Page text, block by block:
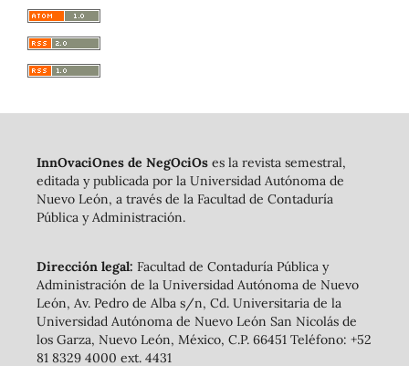
InnOvaciOnes de NegOciOses la revista semestral,
editada y publicada por la Universidad Autónoma de
Nuevo León, a través de la Facultad de Contaduría
Pública y Administración.
Dirección legal: Facultad de Contaduría Pública y
Administración de la Universidad Autónoma de Nuevo
León, Av. Pedro de Alba s/n, Cd. Universitaria de la
Universidad Autónoma de Nuevo León San Nicolás de
los Garza, Nuevo León, México, C.P. 66451 Teléfono: +52
81 8329 4000 ext. 4431